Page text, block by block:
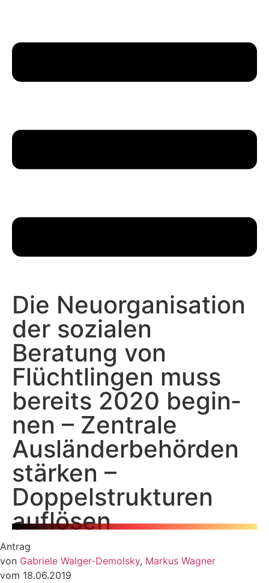
Die Neuorganisation
der sozialen
Beratung von
Flüchtlingen muss
bereits 2020 begin­
nen – Zentrale
Ausländerbehörden
stärken –
Doppelstrukturen
auflösen
Antrag
von Gabriele Walger-Demolsky, Markus Wagner
vom 18.06.2019